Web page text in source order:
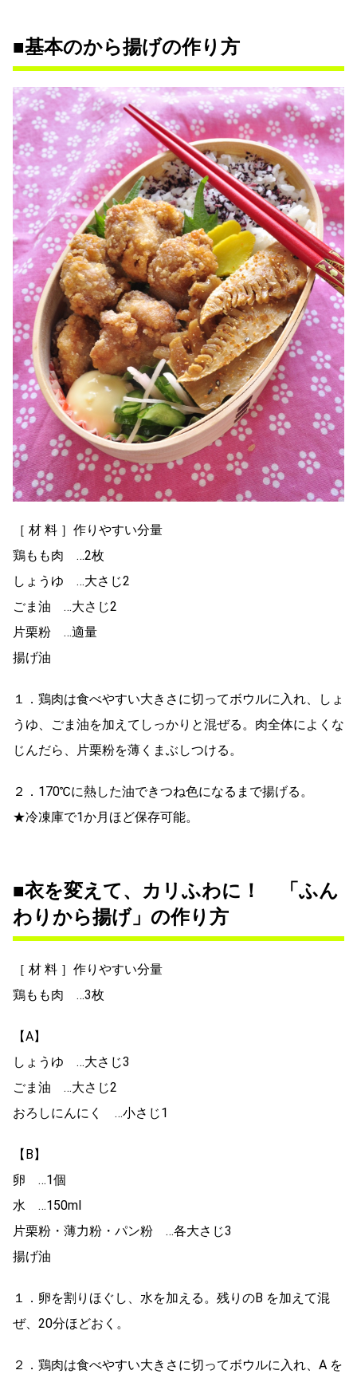
■基本のから揚げの作り方
［ 材 料 ］作りやすい分量
鶏もも肉 …2枚
しょうゆ …大さじ2
ごま油 …大さじ2
片栗粉 …適量
揚げ油
１．鶏肉は食べやすい大きさに切ってボウルに入れ、しょ
うゆ、ごま油を加えてしっかりと混ぜる。肉全体によくな
じんだら、片栗粉を薄くまぶしつける。
２．170℃に熱した油できつね色になるまで揚げる。
★冷凍庫で1か月ほど保存可能。
■衣を変えて、カリふわに！ 「ふん
わりから揚げ」の作り方
［ 材 料 ］作りやすい分量
鶏もも肉 …3枚
【A】
しょうゆ …大さじ3
ごま油 …大さじ2
おろしにんにく …小さじ1
【B】
卵 …1個
水 …150ml
片栗粉・薄力粉・パン粉 …各大さじ3
揚げ油
１．卵を割りほぐし、水を加える。残りのB を加えて混
ぜ、20分ほどおく。
２．鶏肉は食べやすい大きさに切ってボウルに入れ、A を